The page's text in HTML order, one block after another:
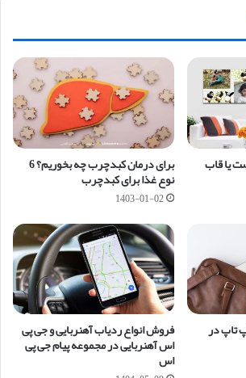
یا قاب برای درمان کبدچرب چه بخوریم؟ 6
نوع غذا برای کبدچرب
1403-01-02
تاپ در فروش انواع ردیاب آهنربایی و جی پی
اس آهنربایی در مجموعه پیام جی پی
اس